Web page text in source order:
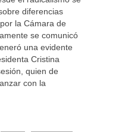
diferencias
la Cámara de
se comunicó
una evidente
Cristina
quien de
con la